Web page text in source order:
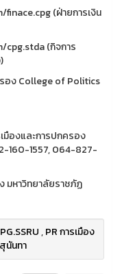
(ฝ่ายการเงิน
cpg.stda (กิจการ
อง College of Politics
องและการปกครอง
160-1557, 064-827-
มหาวิทยาลัยราชภัฏ
,PR การเมือง
นันทา